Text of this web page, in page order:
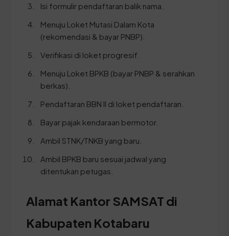
Isi formulir pendaftaran balik nama.
Menuju Loket Mutasi Dalam Kota
(rekomendasi & bayar PNBP).
Verifikasi di loket progresif.
Menuju Loket BPKB (bayar PNBP & serahkan
berkas).
Pendaftaran BBN II di loket pendaftaran.
Bayar pajak kendaraan bermotor.
Ambil STNK/TNKB yang baru.
Ambil BPKB baru sesuai jadwal yang
ditentukan petugas.
Alamat Kantor SAMSAT di
Kabupaten Kotabaru